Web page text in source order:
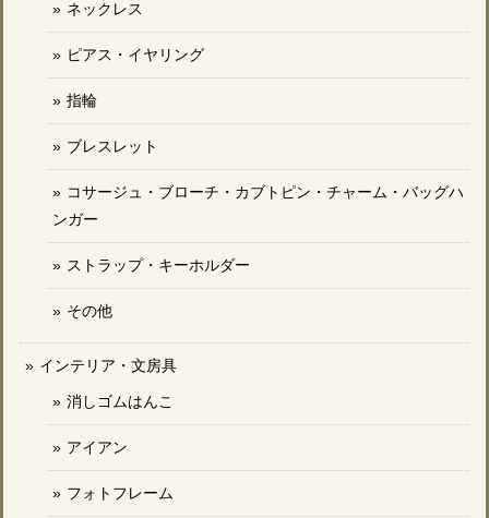
ネックレス
ピアス・イヤリング
指輪
ブレスレット
コサージュ・ブローチ・カブトピン・チャーム・バッグハ
ンガー
ストラップ・キーホルダー
その他
インテリア・文房具
消しゴムはんこ
アイアン
フォトフレーム